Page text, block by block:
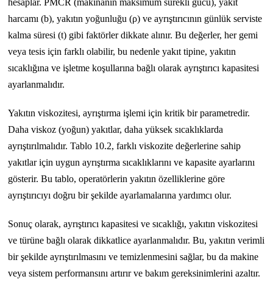
hesaplar. PMCR (makinanın maksimum sürekli gücü), yakıt
harcamı (b), yakıtın yoğunluğu (ρ) ve ayrıştırıcının günlük serviste
kalma süresi (t) gibi faktörler dikkate alınır. Bu değerler, her gemi
veya tesis için farklı olabilir, bu nedenle yakıt tipine, yakıtın
sıcaklığına ve işletme koşullarına bağlı olarak ayrıştırıcı kapasitesi
ayarlanmalıdır.
Yakıtın viskozitesi, ayrıştırma işlemi için kritik bir parametredir.
Daha viskoz (yoğun) yakıtlar, daha yüksek sıcaklıklarda
ayrıştırılmalıdır. Tablo 10.2, farklı viskozite değerlerine sahip
yakıtlar için uygun ayrıştırma sıcaklıklarını ve kapasite ayarlarını
gösterir. Bu tablo, operatörlerin yakıtın özelliklerine göre
ayrıştırıcıyı doğru bir şekilde ayarlamalarına yardımcı olur.
Sonuç olarak, ayrıştırıcı kapasitesi ve sıcaklığı, yakıtın viskozitesi
ve türüne bağlı olarak dikkatlice ayarlanmalıdır. Bu, yakıtın verimli
bir şekilde ayrıştırılmasını ve temizlenmesini sağlar, bu da makine
veya sistem performansını artırır ve bakım gereksinimlerini azaltır.